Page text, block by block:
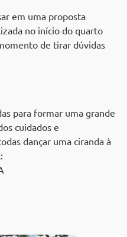
em uma proposta
no início do quarto
de tirar dúvidas
para formar uma grande
cuidados e
dançar uma ciranda à